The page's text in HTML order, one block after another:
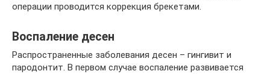
операции проводится коррекция брекетами.
Воспаление десен
Распространенные заболевания десен – гингивит и
пародонтит. В первом случае воспаление развивается